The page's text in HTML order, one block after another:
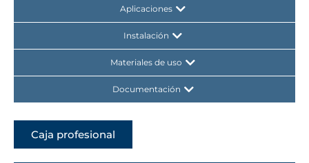
Aplicaciones
Instalación
Materiales de uso
Documentación
Caja profesional